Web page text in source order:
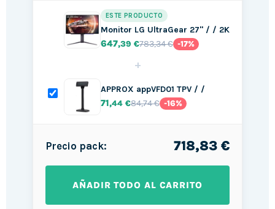
ESTE PRODUCTO
Monitor LG UltraGear 27" / / 2K
647,39 €783,34 € -17%
+
APPROX appVFD01 TPV / /
71,44 €84,74 € -16%
Precio pack: 718,83 €
AÑADIR TODO AL CARRITO